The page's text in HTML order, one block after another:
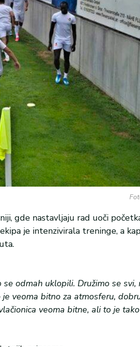
gde nastavljaju rad uoči
je intenzivirala treninge, a
odmah uklopili. Družimo se svi,
veoma bitno za atmosferu,
veoma bitne, ali to je